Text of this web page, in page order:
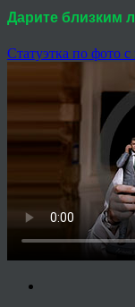
Дарите близким
Статуэтка по фото